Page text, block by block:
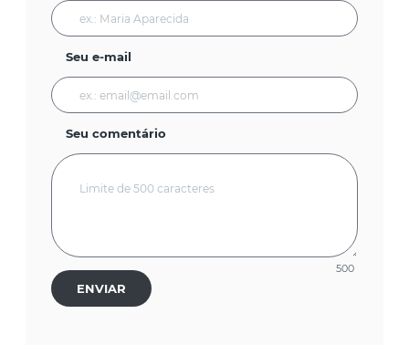
Seu e-mail
Seu comentário
500
ENVIAR